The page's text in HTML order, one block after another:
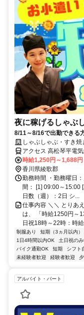
夜に稼げるしゃぶ
8/11～8/16で出勤できる
作業！未経験OK！
しゃぶしゃぶ・すき
アクセス 高松琴平電
琴平線 滝宮徒歩約13
時給1,250円～1,688円
香川県綾歌郡
勤務時間 ・勤務曜日
間： [1] 09:00～15:00
日数（週）：2日 シ...
仕事内容 ＼＼ とりあ
は、 「時給1250円～
日祝18時～22時：時
制服あり 短期（3ヵ月以内）
1日4時間以内OK
土日祝の
バイク通勤OK
短期 シフト
未経験者歓迎
経験者歓迎
アルバイト・パート